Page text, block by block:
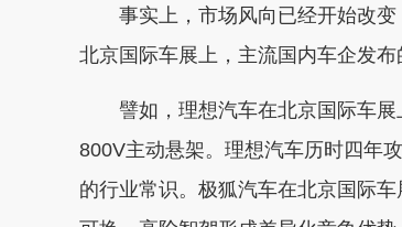
事实上，市场风向已经开始改变
北京国际车展上，主流国内车企发
譬如，理想汽车在北京国际车展
800V主动悬架。理想汽车历时四年
的行业常识。极狐汽车在北京国际